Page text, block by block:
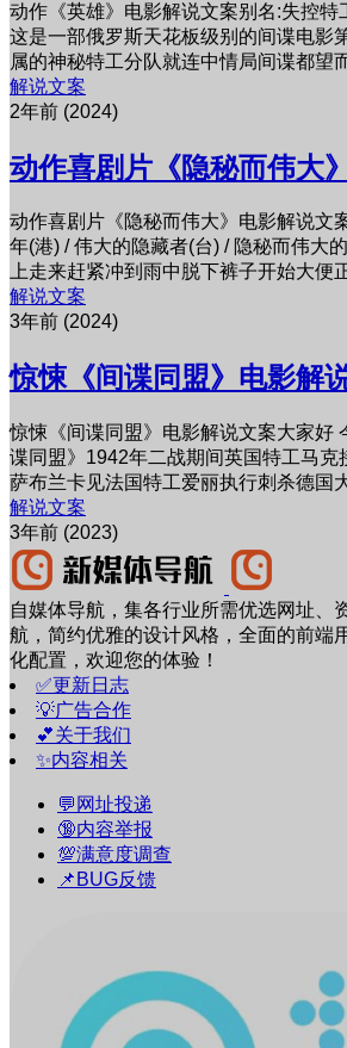
动作《英雄》电影解说文案别名:失控特
这是一部俄罗斯天花板级别的间谍电影
属的神秘特工分队就连中情局间谍都望
解说文案
2年前 (2024)
动作喜剧片《隐秘而伟大
动作喜剧片《隐秘而伟大》电影解说文
年(港) / 伟大的隐藏者(台) / 隐秘而伟大
上走来赶紧冲到雨中脱下裤子开始大便
解说文案
3年前 (2024)
惊悚《间谍同盟》电影解
惊悚《间谍同盟》电影解说文案大家好
谍同盟》1942年二战期间英国特工马克
萨布兰卡见法国特工爱丽执行刺杀德国
解说文案
3年前 (2023)
自媒体导航，集各行业所需优选网址、
航，简约优雅的设计风格，全面的前端
化配置，欢迎您的体验！
✅更新日志
💡广告合作
💕关于我们
✨内容相关
💬网址投递
🔞内容举报
💯满意度调查
📌BUG反馈